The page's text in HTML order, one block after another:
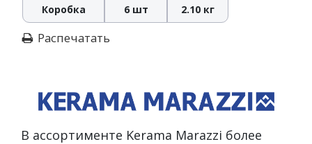
Коробка 6 шт 2.10 кг
Распечатать
В ассортименте Kerama Marazzi более